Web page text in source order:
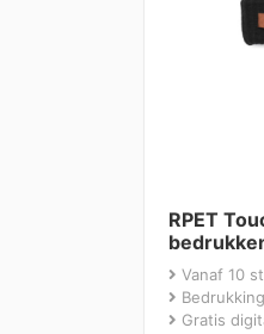
RPET
Vanaf 10
Gratis